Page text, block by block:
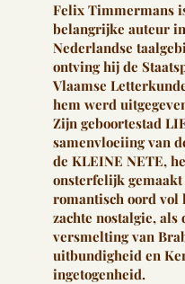
Felix Timmermans
belangrijke auteur
Nederlandse
ontving hij de
Vlaamse
hem werd
Zijn geboortestad
samenvloeiing van
de KLEINE NETE,
onsterfelijk gemaakt
romantisch oord vol
zachte nostalgie, als
versmelting van
uitbundigheid en
ingetogenheid.